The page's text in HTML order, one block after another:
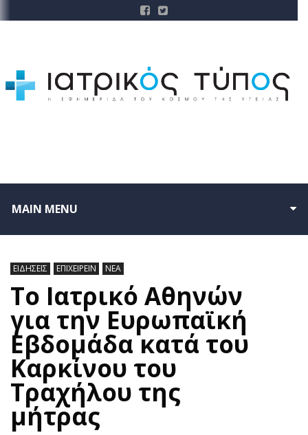
MAIN MENU
ΕΙΔΗΣΕΙΣ ΕΠΙΧΕΙΡΕΙΝ ΝΕΑ
Το Ιατρικό Αθηνών
για την Ευρωπαϊκή
Εβδομάδα κατά του
Καρκίνου του
Τραχήλου της
μήτρας